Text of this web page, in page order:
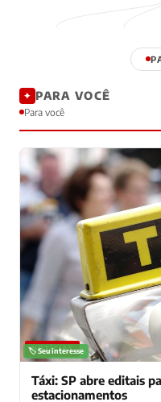
✦ PARA VOCÊ
Para você
NOTÍCIAS
🏷️ Seu interesse
Táxi: SP abre editais
estacionamentos